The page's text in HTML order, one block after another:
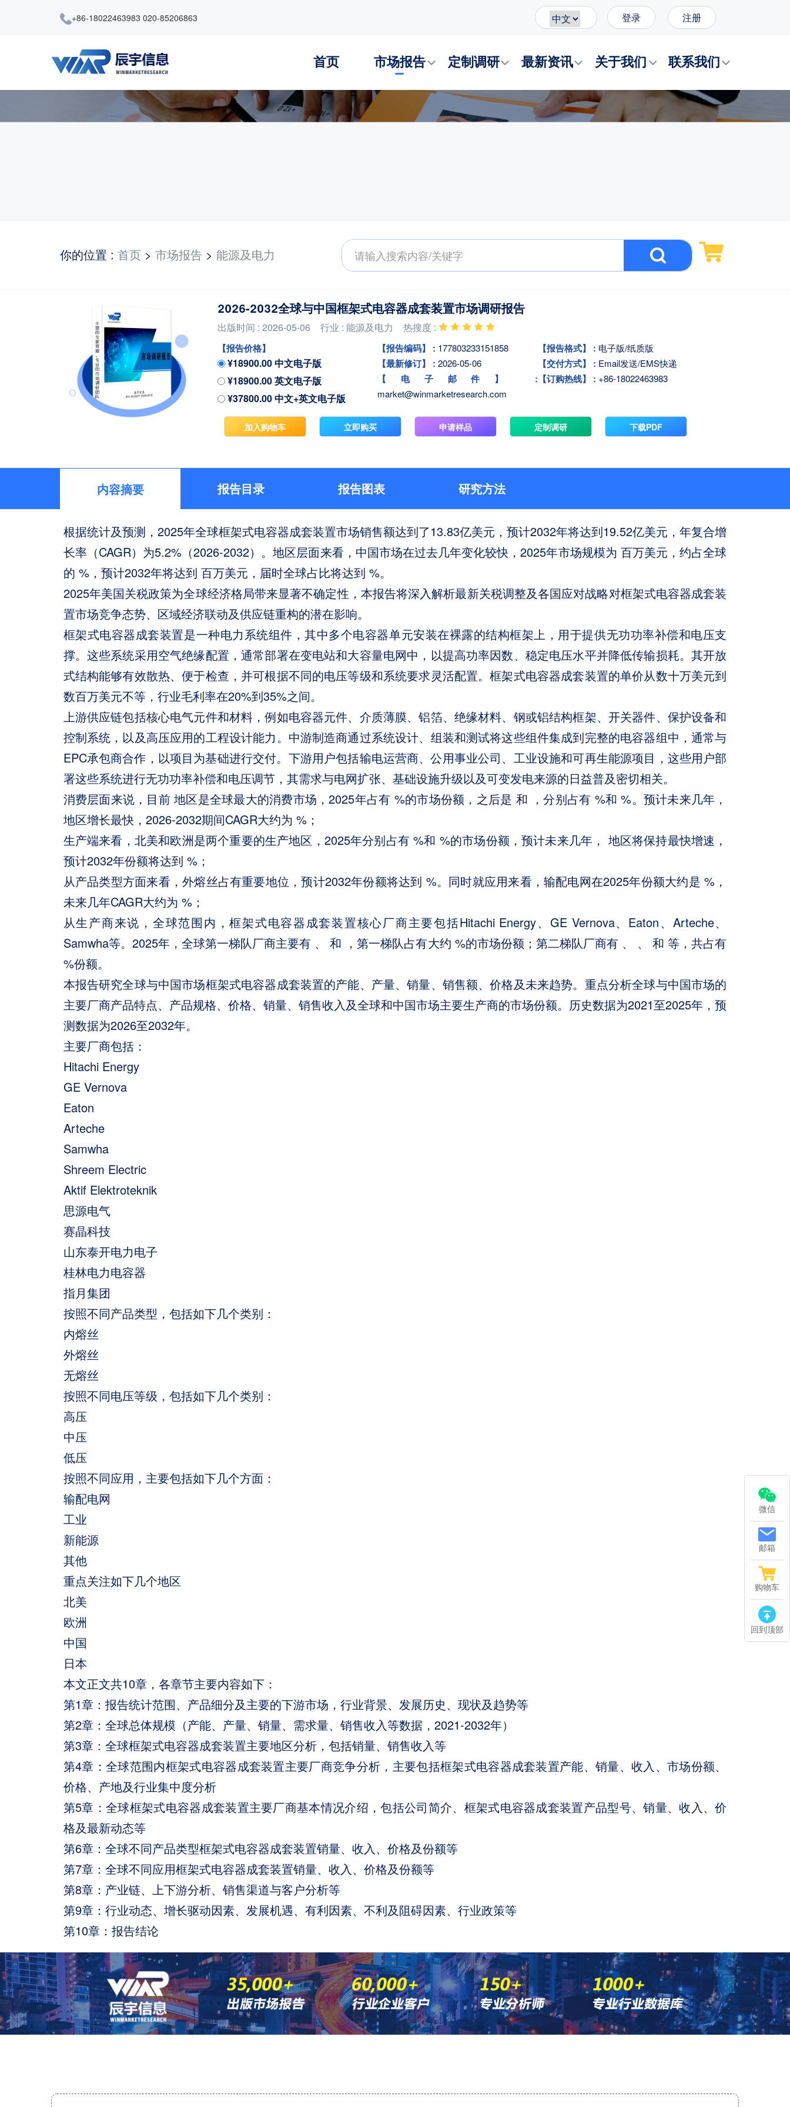
微信
邮箱
购物车
回到顶部
+86-18022463983 020-85206863 登录 注册
首页 市场报告 定制调研 最新资讯 关于我们 联系我们
你的位置 : 首页 > 市场报告 > 能源及电力
2026-2032全球与中国框架式电容器成套装置市场调研报告
出版时间 : 2026-05-06 行业 : 能源及电力 热搜度 :
【报告价格】
¥18900.00 中文电子版
¥18900.00 英文电子版
¥37800.00 中文+英文电子版
【报告编码】 : 177803233151858
【最新修订】 :2026-05-06
【电子邮件】 :
market@winmarketresearch.com
【报告格式】 : 电子版/纸质版
【交付方式】 : Email发送/EMS快递
【订购热线】 : +86-18022463983
加入购物车 立即购买 申请样品 定制调研 下载PDF
内容摘要 报告目录 报告图表 研究方法
根据统计及预测，2025年全球框架式电容器成套装置市场销售额达到了13.83亿美元，预计2032年将达到19.52亿美元，年复合增
长率（CAGR）为5.2%（2026-2032）。地区层面来看，中国市场在过去几年变化较快，2025年市场规模为 百万美元，约占全球
的 %，预计2032年将达到 百万美元，届时全球占比将达到 %。
2025年美国关税政策为全球经济格局带来显著不确定性，本报告将深入解析最新关税调整及各国应对战略对框架式电容器成套装
置市场竞争态势、区域经济联动及供应链重构的潜在影响。
框架式电容器成套装置是一种电力系统组件，其中多个电容器单元安装在裸露的结构框架上，用于提供无功功率补偿和电压支
撑。这些系统采用空气绝缘配置，通常部署在变电站和大容量电网中，以提高功率因数、稳定电压水平并降低传输损耗。其开放
式结构能够有效散热、便于检查，并可根据不同的电压等级和系统要求灵活配置。框架式电容器成套装置的单价从数十万美元到
数百万美元不等，行业毛利率在20%到35%之间。
上游供应链包括核心电气元件和材料，例如电容器元件、介质薄膜、铝箔、绝缘材料、钢或铝结构框架、开关器件、保护设备和
控制系统，以及高压应用的工程设计能力。中游制造商通过系统设计、组装和测试将这些组件集成到完整的电容器组中，通常与
EPC承包商合作，以项目为基础进行交付。下游用户包括输电运营商、公用事业公司、工业设施和可再生能源项目，这些用户部
署这些系统进行无功功率补偿和电压调节，其需求与电网扩张、基础设施升级以及可变发电来源的日益普及密切相关。
消费层面来说，目前 地区是全球最大的消费市场，2025年占有 %的市场份额，之后是 和 ，分别占有 %和 %。预计未来几年，
地区增长最快，2026-2032期间CAGR大约为 %；
生产端来看，北美和欧洲是两个重要的生产地区，2025年分别占有 %和 %的市场份额，预计未来几年， 地区将保持最快增速，
预计2032年份额将达到 %；
从产品类型方面来看，外熔丝占有重要地位，预计2032年份额将达到 %。同时就应用来看，输配电网在2025年份额大约是 %，
未来几年CAGR大约为 %；
从生产商来说，全球范围内，框架式电容器成套装置核心厂商主要包括Hitachi Energy、GE Vernova、Eaton、Arteche、
Samwha等。2025年，全球第一梯队厂商主要有 、 和 ，第一梯队占有大约 %的市场份额；第二梯队厂商有 、 、 和 等，共占有
%份额。
本报告研究全球与中国市场框架式电容器成套装置的产能、产量、销量、销售额、价格及未来趋势。重点分析全球与中国市场的
主要厂商产品特点、产品规格、价格、销量、销售收入及全球和中国市场主要生产商的市场份额。历史数据为2021至2025年，预
测数据为2026至2032年。
主要厂商包括：
Hitachi Energy
GE Vernova
Eaton
Arteche
Samwha
Shreem Electric
Aktif Elektroteknik
思源电气
赛晶科技
山东泰开电力电子
桂林电力电容器
指月集团
按照不同产品类型，包括如下几个类别：
内熔丝
外熔丝
无熔丝
按照不同电压等级，包括如下几个类别：
高压
中压
低压
按照不同应用，主要包括如下几个方面：
输配电网
工业
新能源
其他
重点关注如下几个地区
北美
欧洲
中国
日本
本文正文共10章，各章节主要内容如下：
第1章：报告统计范围、产品细分及主要的下游市场，行业背景、发展历史、现状及趋势等
第2章：全球总体规模（产能、产量、销量、需求量、销售收入等数据，2021-2032年）
第3章：全球框架式电容器成套装置主要地区分析，包括销量、销售收入等
第4章：全球范围内框架式电容器成套装置主要厂商竞争分析，主要包括框架式电容器成套装置产能、销量、收入、市场份额、
价格、产地及行业集中度分析
第5章：全球框架式电容器成套装置主要厂商基本情况介绍，包括公司简介、框架式电容器成套装置产品型号、销量、收入、价
格及最新动态等
第6章：全球不同产品类型框架式电容器成套装置销量、收入、价格及份额等
第7章：全球不同应用框架式电容器成套装置销量、收入、价格及份额等
第8章：产业链、上下游分析、销售渠道与客户分析等
第9章：行业动态、增长驱动因素、发展机遇、有利因素、不利及阻碍因素、行业政策等
第10章：报告结论